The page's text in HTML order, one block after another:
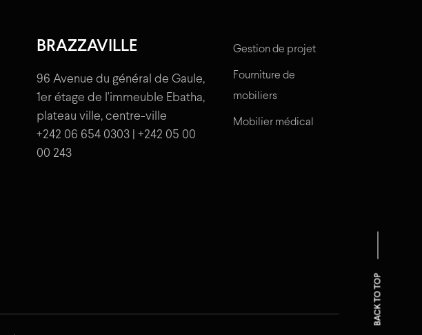
BRAZZAVILLE
96 Avenue du général de Gaule,
1er étage de l'immeuble Ebatha,
plateau ville, centre-ville
+242 06 654 0303 | +242 05 00
00 243
Gestion de projet
Fourniture de
mobiliers
Mobilier médical
BACK TO TOP